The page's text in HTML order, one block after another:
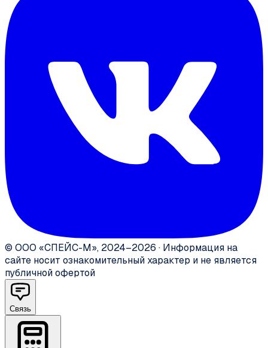
© ООО «СПЕЙС-М», 2024–2026 · Информация на
сайте носит ознакомительный характер и не является
публичной офертой
Связь